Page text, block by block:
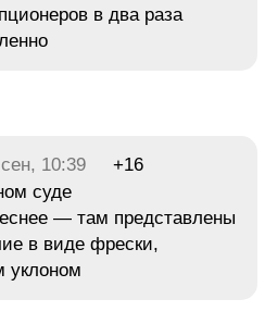
в два раза
10:39
+16
суде
— там представлены
в виде фрески,
уклоном